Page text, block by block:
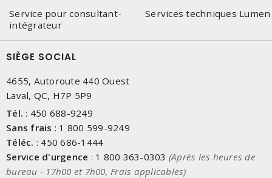
Service pour consultant-
intégrateur
Services techniques Lumen
SIÈGE SOCIAL
4655, Autoroute 440 Ouest
Laval, QC, H7P 5P9
Tél. : 450 688-9249
Sans frais : 1 800 599-9249
Téléc. : 450 686-1444
Service d'urgence : 1 800 363-0303 (Après les heures de
bureau - 17h00 et 7h00, Frais applicables)